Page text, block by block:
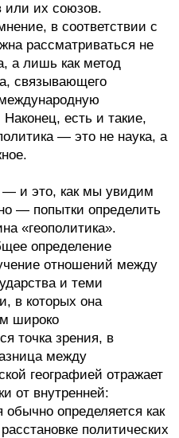
или их союзов.
в соответствии с
рассматриваться не
а лишь как метод
связывающего
Наконец, есть и такие,
— это не наука, а
и это, как мы увидим
— попытки определить
«геополитика».
определение
отношений между
и теми
в которых она
широко
точка зрения, в
между
географией отражает
от внутренней:
определяется как
политических